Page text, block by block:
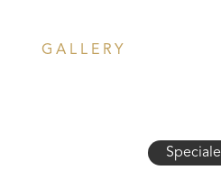
GALLERY
Speciale